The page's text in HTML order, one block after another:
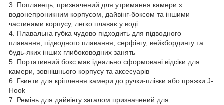
3. Поплавець, призначений для утримання камери з
водонепроникним корпусом, дайвінг-боксом та іншими
частинами корпусу, легко плаває у воді
4. Плавальна губка чудово підходить для підводного
плавання, підводного плавання, серфінгу, вейкбордингу та
будь-яких інших глибоководних занять
5. Портативний бокс має ідеально сформовані відсіки для
камери, зовнішнього корпусу та аксесуарів
6. Гвинти для кріплення камери до ручки-плівки або пряжки J-
Hook
7. Ремінь для дайвінгу загалом призначений для